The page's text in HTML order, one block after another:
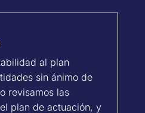
al plan
sin ánimo de
revisamos las
plan de actuación, y